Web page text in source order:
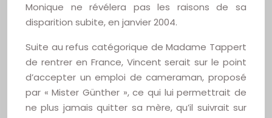
Monique ne révélera pas les raisons de sa
disparition subite, en janvier 2004.
Suite au refus catégorique de Madame Tappert
de rentrer en France, Vincent serait sur le point
d’accepter un emploi de cameraman, proposé
par « Mister Günther », ce qui lui permettrait de
ne plus jamais quitter sa mère, qu’il suivrait sur